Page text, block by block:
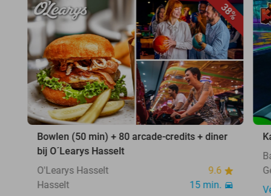
38%
Bowlen (50 min) + 80 arcade-credits + diner
bij O´Learys Hasselt
O'Learys Hasselt
9.6
Hasselt
15 min.